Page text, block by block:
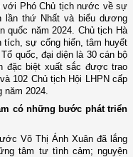
với Phó Chủ tịch nước về sự
lần thứ Nhất và biểu dương
quốc năm 2024. Chủ tịch Hà
tích, sự cống hiến, tâm huyết
quốc, đại diện là 30 cán bộ
đặc biệt xuất sắc được trao
102 Chủ tịch Hội LHPN cấp
năm 2024.
có những bước phát triển
Võ Thị Ánh Xuân đã lắng
tâm tư tình cảm; nguyện